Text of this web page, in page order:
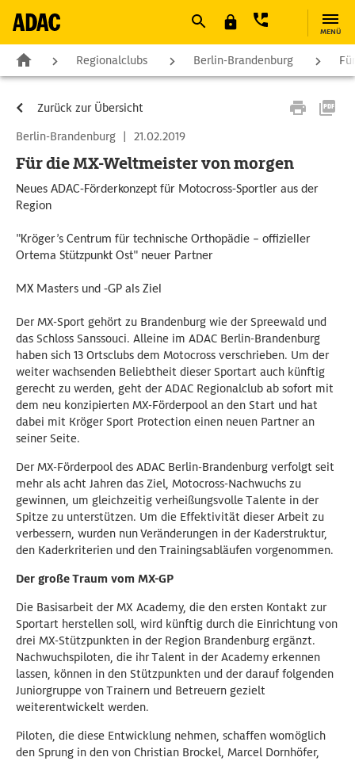
MENÜ
Regionalclubs Berlin-Brandenburg
Zurück zur Übersicht
Berlin-Brandenburg | 21.02.2019
Für die MX-Weltmeister von morgen
Neues ADAC-Förderkonzept für Motocross-Sportler aus der
Region
"Kröger’s Centrum für technische Orthopädie – offizieller
Ortema Stützpunkt Ost" neuer Partner
MX Masters und -GP als Ziel
Der MX-Sport gehört zu Brandenburg wie der Spreewald und
das Schloss Sanssouci. Alleine im ADAC Berlin-Brandenburg
haben sich 13 Ortsclubs dem Motocross verschrieben. Um der
weiter wachsenden Beliebtheit dieser Sportart auch künftig
gerecht zu werden, geht der ADAC Regionalclub ab sofort mit
dem neu konzipierten MX-Förderpool an den Start und hat
dabei mit Kröger Sport Protection einen neuen Partner an
seiner Seite.
Der MX-Förderpool des ADAC Berlin-Brandenburg verfolgt seit
mehr als acht Jahren das Ziel, Motocross-Nachwuchs zu
gewinnen, um gleichzeitig verheißungsvolle Talente in der
Spitze zu unterstützen. Um die Effektivität dieser Arbeit zu
verbessern, wurden nun Veränderungen in der Kaderstruktur,
den Kaderkriterien und den Trainingsabläufen vorgenommen.
Der große Traum vom MX-GP
Die Basisarbeit der MX Academy, die den ersten Kontakt zur
Sportart herstellen soll, wird künftig durch die Einrichtung von
drei MX-Stützpunkten in der Region Brandenburg ergänzt.
Nachwuchspiloten, die ihr Talent in der Academy erkennen
lassen, können in den Stützpunkten und der darauf folgenden
Juniorgruppe von Trainern und Betreuern gezielt
weiterentwickelt werden.
Piloten, die diese Entwicklung nehmen, schaffen womöglich
den Sprung in den von Christian Brockel, Marcel Dornhöfer,